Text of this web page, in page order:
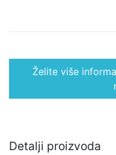
Želite više
Detalji proizvoda